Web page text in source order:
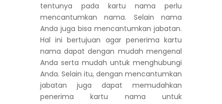
tentunya pada kartu nama perlu
mencantumkan nama. Selain nama
Anda juga bisa mencantumkan jabatan.
Hal ini bertujuan agar penerima kartu
nama dapat dengan mudah mengenal
Anda serta mudah untuk menghubungi
Anda. Selain itu, dengan mencantumkan
jabatan juga dapat memudahkan
penerima kartu nama untuk